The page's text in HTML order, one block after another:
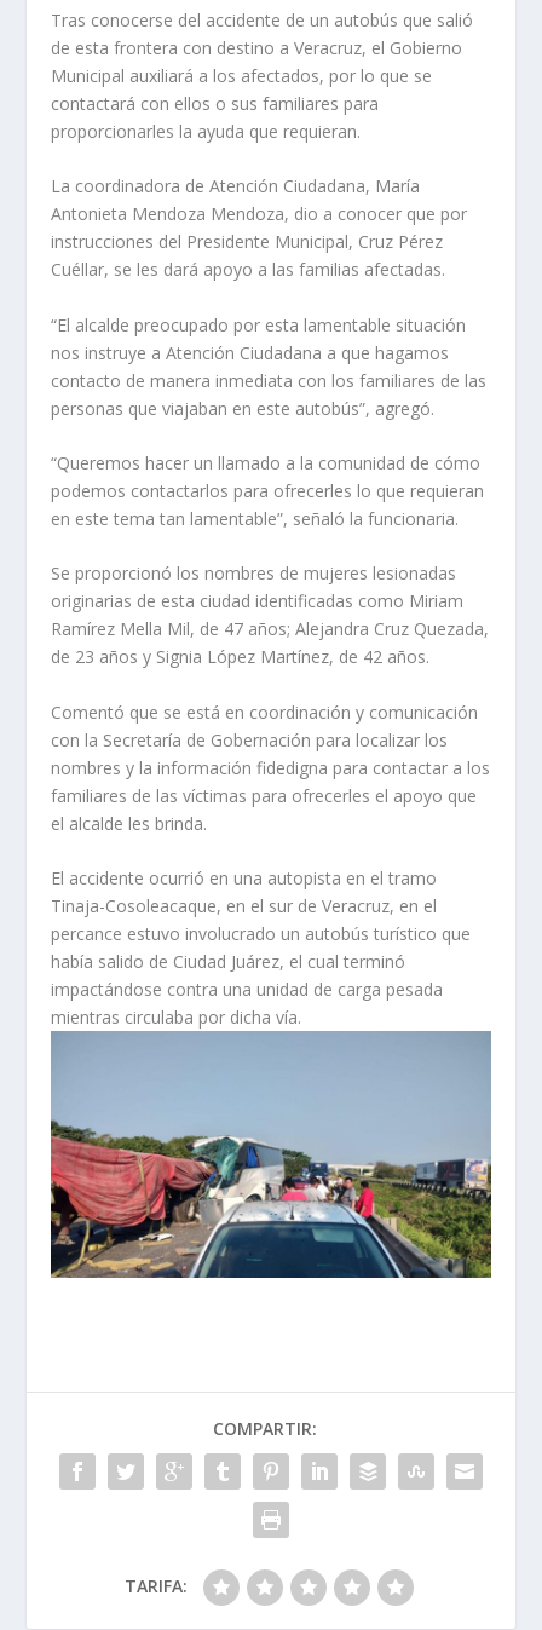
Tras conocerse del accidente de un autobús que salió
de esta frontera con destino a Veracruz, el Gobierno
Municipal auxiliará a los afectados, por lo que se
contactará con ellos o sus familiares para
proporcionarles la ayuda que requieran.
La coordinadora de Atención Ciudadana, María
Antonieta Mendoza Mendoza, dio a conocer que por
instrucciones del Presidente Municipal, Cruz Pérez
Cuéllar, se les dará apoyo a las familias afectadas.
“El alcalde preocupado por esta lamentable situación
nos instruye a Atención Ciudadana a que hagamos
contacto de manera inmediata con los familiares de las
personas que viajaban en este autobús”, agregó.
“Queremos hacer un llamado a la comunidad de cómo
podemos contactarlos para ofrecerles lo que requieran
en este tema tan lamentable”, señaló la funcionaria.
Se proporcionó los nombres de mujeres lesionadas
originarias de esta ciudad identificadas como Miriam
Ramírez Mella Mil, de 47 años; Alejandra Cruz Quezada,
de 23 años y Signia López Martínez, de 42 años.
Comentó que se está en coordinación y comunicación
con la Secretaría de Gobernación para localizar los
nombres y la información fidedigna para contactar a los
familiares de las víctimas para ofrecerles el apoyo que
el alcalde les brinda.
El accidente ocurrió en una autopista en el tramo
Tinaja-Cosoleacaque, en el sur de Veracruz, en el
percance estuvo involucrado un autobús turístico que
había salido de Ciudad Juárez, el cual terminó
impactándose contra una unidad de carga pesada
mientras circulaba por dicha vía.
COMPARTIR:
TARIFA: